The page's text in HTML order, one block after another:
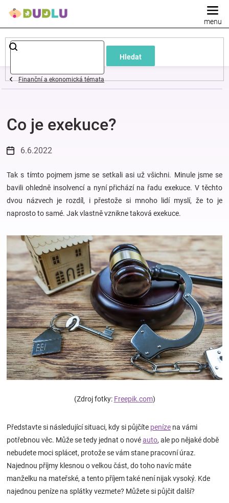
Hledat
Dětské
a
oblečení
Pokojíček
a
kojenecká
Hračky
a
zábava
pro
děti
Novinky
Značky
Blog
Finanční a ekonomická témata
Co je exekuce?
6.6.2022
Tak s tímto pojmem jsme se setkali asi už všichni. Minule jsme se
bavili ohledně insolvencí a nyní přichází na řadu exekuce. V těchto
dvou názvech je rozdíl, i přestože si mnoho lidí myslí, že to je
naprosto to samé. Jak vlastně vznikne taková exekuce.
(Zdroj fotky: Freepik.com)
Představte si následující situaci, kdy si půjčíte peníze na vámi
potřebnou věc. Může se tedy jednat o novéauto, ale po nějaké době
nebudete moci splácet, protože se vám stane pracovní úraz.
Najednou příjmy klesnou o velkou část, do toho navíc máte
manželku na mateřské, a tento příjem také není nijak vysoký. Kde
najednou peníze na splátky vezmete? Můžete si půjčit další?